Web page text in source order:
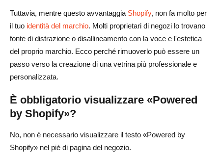
Tuttavia, mentre questo avvantaggia Shopify, non fa molto per
il tuo identità del marchio. Molti proprietari di negozi lo trovano
fonte di distrazione o disallineamento con la voce e l'estetica
del proprio marchio. Ecco perché rimuoverlo può essere un
passo verso la creazione di una vetrina più professionale e
personalizzata.
È obbligatorio visualizzare «Powered
by Shopify»?
No, non è necessario visualizzare il testo «Powered by
Shopify» nel piè di pagina del negozio.